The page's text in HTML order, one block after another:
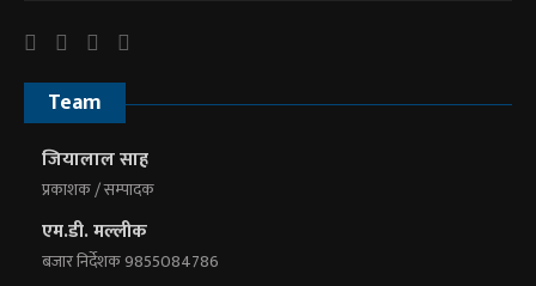
Team
जियालाल साह
प्रकाशक / सम्पादक
एम.डी. मल्लीक
बजार निर्देशक 9855084786